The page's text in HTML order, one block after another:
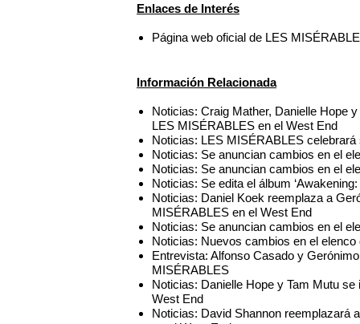
Enlaces de Interés
Página web oficial de LES
Información Relacionada
Noticias: Craig Mather, Danielle Hope
LES MISÉRABLES en el West End
Noticias: LES MISÉRABLES
Noticias: Se anuncian cambios en el
Noticias: Se anuncian cambios en el
Noticias: Se edita el álbum
Noticias: Daniel Koek reemplaza a
MISÉRABLES en el West End
Noticias: Se anuncian cambios en el
Noticias: Nuevos cambios en el
Entrevista: Alfonso Casado y
MISÉRABLES
Noticias: Danielle Hope y Tam Mutu
West End
Noticias: David Shannon reemplazará